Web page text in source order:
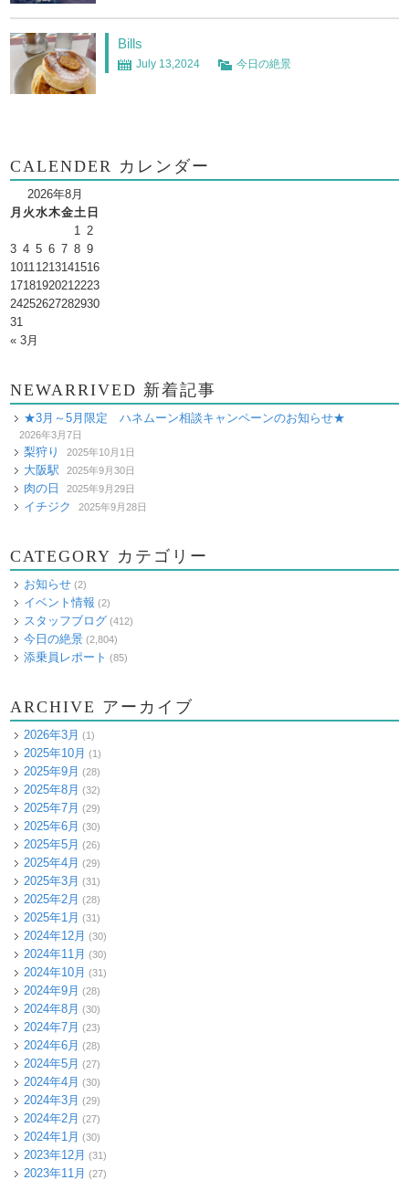
Bills
July 13,2024 今日の絶景
CALENDER カレンダー
2026年8月
月 火水木金土 日
1
2
3 4 5 6 7 8 9
1011 1213141516
1718192021 2223
24252627282930
31
« 3月
NEWARRIVED 新着記事
★3月～5月限定 ハネムーン相談キャンペーンのお知らせ★
2026年3月7日
梨狩り 2025年10月1日
大阪駅 2025年9月30日
肉の日 2025年9月29日
イチジク 2025年9月28日
CATEGORY カテゴリー
お知らせ (2)
イベント情報 (2)
スタッフブログ (412)
今日の絶景 (2,804)
添乗員レポート (85)
ARCHIVE アーカイブ
2026年3月 (1)
2025年10月 (1)
2025年9月 (28)
2025年8月 (32)
2025年7月 (29)
2025年6月 (30)
2025年5月 (26)
2025年4月 (29)
2025年3月 (31)
2025年2月 (28)
2025年1月 (31)
2024年12月 (30)
2024年11月 (30)
2024年10月 (31)
2024年9月 (28)
2024年8月 (30)
2024年7月 (23)
2024年6月 (28)
2024年5月 (27)
2024年4月 (30)
2024年3月 (29)
2024年2月 (27)
2024年1月 (30)
2023年12月 (31)
2023年11月 (27)